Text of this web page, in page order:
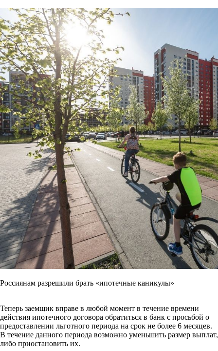
Россиянам разрешили брать «ипотечные каникулы»
Теперь заемщик вправе в любой момент в течение времени
действия ипотечного договора обратиться в банк с просьбой о
предоставлении льготного периода на срок не более 6 месяцев.
В течение данного периода возможно уменьшить размер выплат,
либо приостановить их.